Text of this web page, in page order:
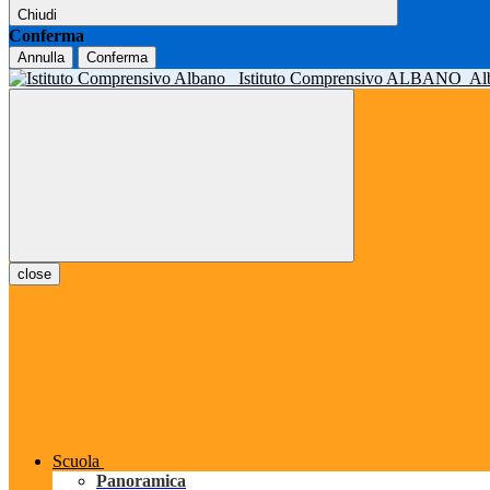
Chiudi
Conferma
Annulla Conferma
Istituto Comprensivo ALBANO
close
Scuola
Panoramica